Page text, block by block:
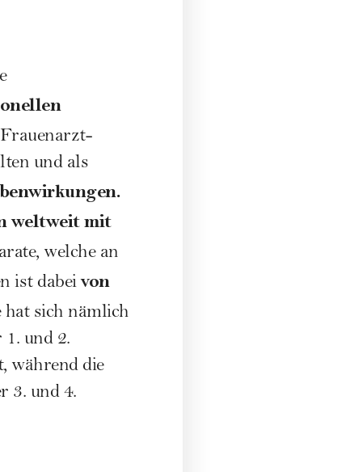
und als
weltweit mit
welche an
ist dabeivon
sich nämlich
und 2.
während die
3. und 4.